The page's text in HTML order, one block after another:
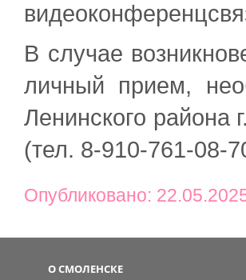
В случае
личный прием,
Ленинского района
(тел. 8-910-761-08-
Опубликовано:
О СМОЛЕНСКЕ